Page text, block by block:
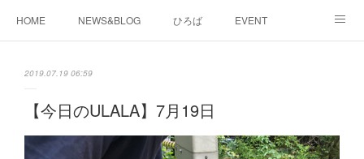
HOME NEWS&BLOG ひろば EVENT
2019.07.19 06:59
【今日のULALA】7月19日